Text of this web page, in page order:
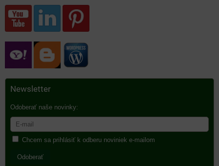
Newsletter
Odoberať naše novinky:
Chcem sa prihlásiť k odberu noviniek e-mailom
Odoberať